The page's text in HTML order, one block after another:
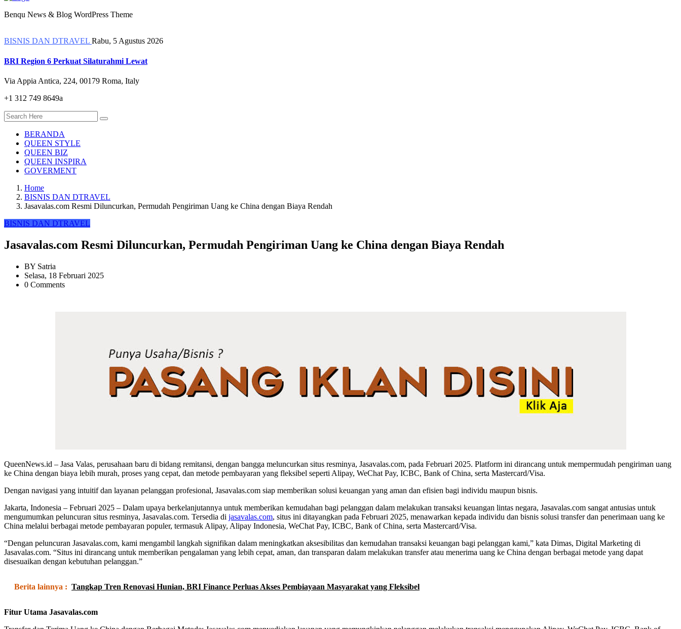
Benqu News & Blog WordPress Theme
BISNIS DAN DTRAVEL Rabu, 5 Agustus 2026
BRI Region 6 Perkuat Silaturahmi Lewat
Via Appia Antica, 224, 00179 Roma, Italy
+1 312 749 8649a
BERANDA
QUEEN STYLE
QUEEN BIZ
QUEEN INSPIRA
GOVERMENT
Home
BISNIS DAN DTRAVEL
Jasavalas.com Resmi Diluncurkan, Permudah Pengiriman Uang ke China dengan Biaya Rendah
BISNIS DAN DTRAVEL
Jasavalas.com Resmi Diluncurkan, Permudah Pengiriman Uang ke China dengan Biaya Rendah
BY Satria
Selasa, 18 Februari 2025
0 Comments
QueenNews.id – Jasa Valas, perusahaan baru di bidang remitansi, dengan bangga meluncurkan situs resminya, Jasavalas.com, pada Februari 2025. Platform ini dirancang untuk mempermudah pengiriman uang
ke China dengan biaya lebih murah, proses yang cepat, dan metode pembayaran yang fleksibel seperti Alipay, WeChat Pay, ICBC, Bank of China, serta Mastercard/Visa.
Dengan navigasi yang intuitif dan layanan pelanggan profesional, Jasavalas.com siap memberikan solusi keuangan yang aman dan efisien bagi individu maupun bisnis.
Jakarta, Indonesia – Februari 2025 – Dalam upaya berkelanjutannya untuk memberikan kemudahan bagi pelanggan dalam melakukan transaksi keuangan lintas negara, Jasavalas.com sangat antusias untuk
mengumumkan peluncuran situs resminya, Jasavalas.com. Tersedia di jasavalas.com, situs ini ditayangkan pada Februari 2025, menawarkan kepada individu dan bisnis solusi transfer dan penerimaan uang ke
China melalui berbagai metode pembayaran populer, termasuk Alipay, Alipay Indonesia, WeChat Pay, ICBC, Bank of China, serta Mastercard/Visa.
“Dengan peluncuran Jasavalas.com, kami mengambil langkah signifikan dalam meningkatkan aksesibilitas dan kemudahan transaksi keuangan bagi pelanggan kami,” kata Dimas, Digital Marketing di
Jasavalas.com. “Situs ini dirancang untuk memberikan pengalaman yang lebih cepat, aman, dan transparan dalam melakukan transfer atau menerima uang ke China dengan berbagai metode yang dapat
disesuaikan dengan kebutuhan pelanggan.”
Berita lainnya : Tangkap Tren Renovasi Hunian, BRI Finance Perluas Akses Pembiayaan Masyarakat yang Fleksibel
Fitur Utama Jasavalas.com